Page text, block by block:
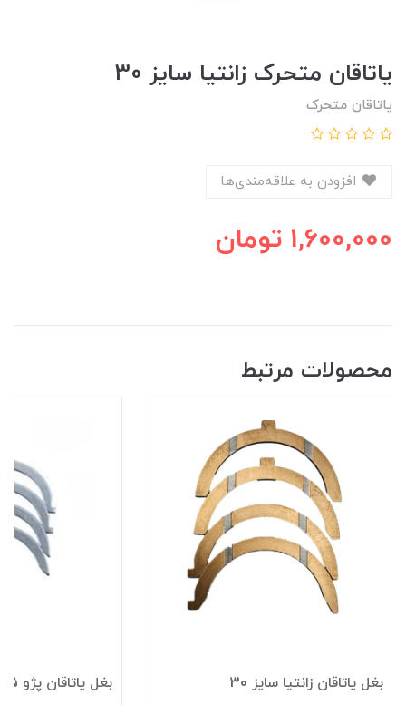
ياتاقان متحرک زانتيا سايز 30
یاتاقان متحرک
1,600,000 تومان
محصولات مرتبط
بغل یاتاقان زانتیا سایز 30 بغل ياتاقان پژو 405 سایز 10